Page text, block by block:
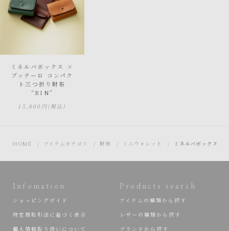
ミネルバボックス ×
ブッテーロ コンパク
ト三つ折り財布
“RIN”
15,800円(税込)
HOME アイテムカテゴリ 財布 ミニウォレット ミネルバボックス ×
Infomation
ショッピングガイド
特定商取引法に基づく表示
個人情報取り扱いについて
Products search
アイテムの種類から探す
レザーの種類から探す
ブランドから探す